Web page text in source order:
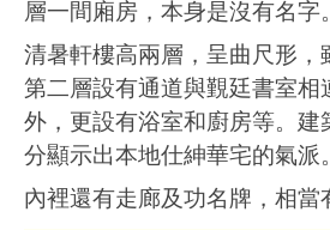
層一間廂房，本身是沒有名字。
清暑軒樓高兩層，呈曲尺形，
第二層設有通道與覲廷書室相
外，更設有浴室和廚房等。建
分顯示出本地仕紳華宅的氣派。
內裡還有走廊及功名牌，相當